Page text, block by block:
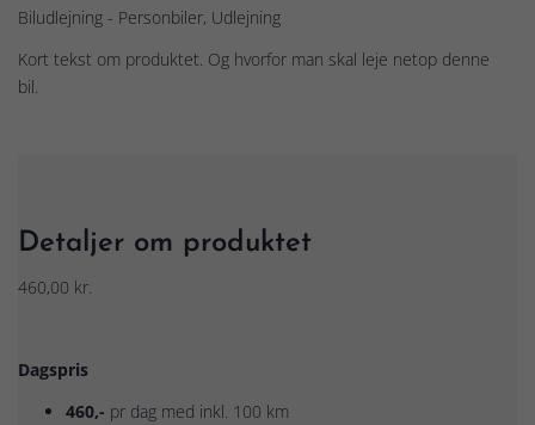
Biludlejning - Personbiler, Udlejning
Kort tekst om produktet. Og hvorfor man skal leje netop denne
bil.
Detaljer om produktet
460,00 kr.
Dagspris
460,- pr dag med inkl. 100 km